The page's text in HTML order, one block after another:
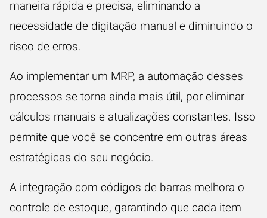
maneira rápida e precisa, eliminando a
necessidade de digitação manual e diminuindo o
risco de erros.
Ao implementar um MRP, a automação desses
processos se torna ainda mais útil, por eliminar
cálculos manuais e atualizações constantes. Isso
permite que você se concentre em outras áreas
estratégicas do seu negócio.
A integração com códigos de barras melhora o
controle de estoque, garantindo que cada item